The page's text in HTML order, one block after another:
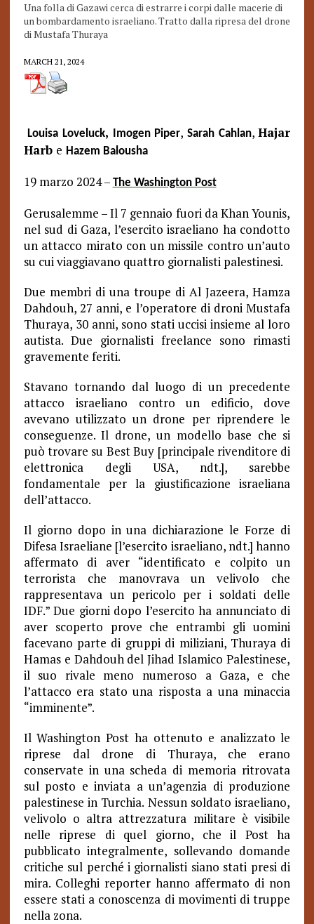
Una folla di Gazawi cerca di estrarre i corpi dalle macerie di
un bombardamento israeliano. Tratto dalla ripresa del drone
di Mustafa Thuraya
MARCH 21, 2024
Louisa Loveluck, Imogen Piper,Sarah Cahlan,Hajar
Harb e Hazem Balousha
19 marzo 2024 – The Washington Post
Gerusalemme – Il 7 gennaio fuori da Khan Younis,
nel sud di Gaza, l’esercito israeliano ha condotto
un attacco mirato con un missile contro un’auto
su cui viaggiavano quattro giornalisti palestinesi.
Due membri di una troupe di Al Jazeera, Hamza
Dahdouh, 27 anni, e l’operatore di droni Mustafa
Thuraya, 30 anni, sono stati uccisi insieme al loro
autista. Due giornalisti freelance sono rimasti
gravemente feriti.
Stavano tornando dal luogo di un precedente
attacco israeliano contro un edificio, dove
avevano utilizzato un drone per riprendere le
conseguenze. Il drone, un modello base che si
può trovare su Best Buy [principale rivenditore di
elettronica degli USA, ndt.], sarebbe
fondamentale per la giustificazione israeliana
dell’attacco.
Il giorno dopo in una dichiarazione le Forze di
Difesa Israeliane [l’esercito israeliano, ndt.] hanno
affermato di aver “identificato e colpito un
terrorista che manovrava un velivolo che
rappresentava un pericolo per i soldati delle
IDF.” Due giorni dopo l’esercito ha annunciato di
aver scoperto prove che entrambi gli uomini
facevano parte di gruppi di miliziani, Thuraya di
Hamas e Dahdouh del Jihad Islamico Palestinese,
il suo rivale meno numeroso a Gaza, e che
l’attacco era stato una risposta a una minaccia
“imminente”.
Il Washington Post ha ottenuto e analizzato le
riprese dal drone di Thuraya, che erano
conservate in una scheda di memoria ritrovata
sul posto e inviata a un’agenzia di produzione
palestinese in Turchia. Nessun soldato israeliano,
velivolo o altra attrezzatura militare è visibile
nelle riprese di quel giorno, che il Post ha
pubblicato integralmente, sollevando domande
critiche sul perché i giornalisti siano stati presi di
mira. Colleghi reporter hanno affermato di non
essere stati a conoscenza di movimenti di truppe
nella zona.